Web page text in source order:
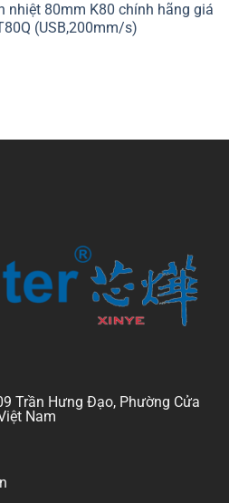
nhiệt 80mm K80 chính hãng giá
(USB,200mm/s)
Trần Hưng Đạo, Phường Cửa
Nam